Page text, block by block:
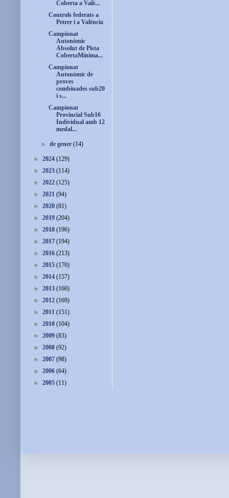
Coberta a Valè...
Controls federats a
Petrer i a València
Campionat
Autonòmic
Absolut de Pista
CobertaMínima...
Campionat
Autonòmic de
proves
combinades sub20
i s...
Campionat
Provincial Sub16
Individual amb 12
medal...
►de gener(14)
► 2024 (129)
► 2023 (114)
► 2022 (125)
► 2021 (94)
► 2020 (81)
► 2019 (204)
► 2018 (196)
► 2017 (194)
► 2016 (213)
► 2015 (170)
► 2014 (157)
► 2013 (160)
► 2012 (169)
► 2011 (151)
► 2010 (104)
► 2009 (83)
► 2008 (92)
► 2007 (98)
► 2006 (64)
► 2005 (11)